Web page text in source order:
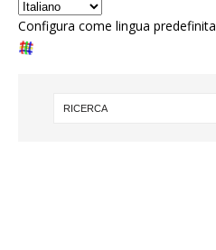
Configura come lingua predefinita